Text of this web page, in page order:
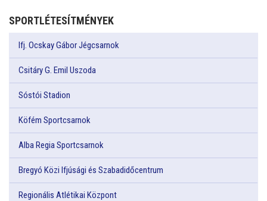
SPORTLÉTESÍTMÉNYEK
Ifj. Ocskay Gábor Jégcsarnok
Csitáry G. Emil Uszoda
Sóstói Stadion
Köfém Sportcsarnok
Alba Regia Sportcsarnok
Bregyó Közi Ifjúsági és Szabadidőcentrum
Regionális Atlétikai Központ